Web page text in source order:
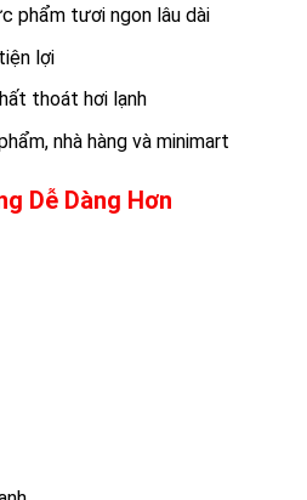
phẩm tươi ngon lâu dài
lợi
thoát hơi lạnh
nhà hàng và minimart
Dễ Dàng Hơn